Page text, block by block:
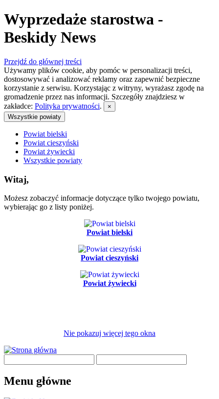
Wyprzedaże starostwa -
Beskidy News
Przejdź do głównej treści
Używamy plików cookie, aby pomóc w personalizacji treści,
dostosowywać i analizować reklamy oraz zapewnić bezpieczne
korzystanie z serwisu. Korzystając z witryny, wyrażasz zgodę na
gromadzenie przez nas informacji. Szczegóły znajdziesz w
zakładce: Polityka prywatności.
×
Wszystkie powiaty
Powiat bielski
Powiat cieszyński
Powiat żywiecki
Wszystkie powiaty
Witaj,
Możesz zobaczyć informacje dotyczące tylko twojego powiatu,
wybierając go z listy poniżej.
Powiat bielski
Powiat cieszyński
Powiat żywiecki
Nie pokazuj więcej tego okna
Menu główne